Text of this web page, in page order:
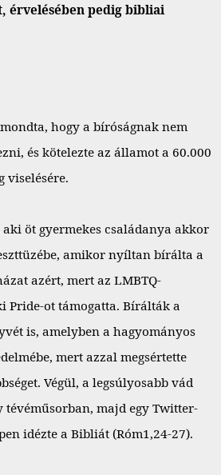
érvelésében pedig bibliai
hogy a bíróságnak nem
és kötelezte az államot a 60.000
viselésére.
aki öt gyermekes családanya akkor
amikor nyíltan bírálta a
azért, mert az LMBTQ-
Pride-ot támogatta. Bírálták a
is, amelyben a hagyományos
mert azzal megsértette
Végül, a legsúlyosabb vád
majd egy Twitter-
idézte a Bibliát (Róm1,24-27).